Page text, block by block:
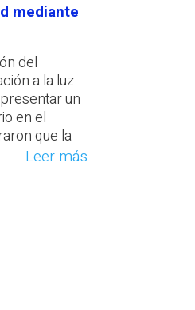
mediante
del
a la luz
un
en el
que la
de los
en cuanto
Leer más